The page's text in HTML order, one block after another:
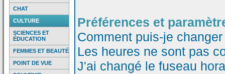
CHAT
CULTURE
SCIENCES ET
ÉDUCATION
FEMMES ET BEAUTÉ
POINT DE VUE
Préférences et
Comment puis-je
Les heures ne sont pas
J'ai changé le fuseau